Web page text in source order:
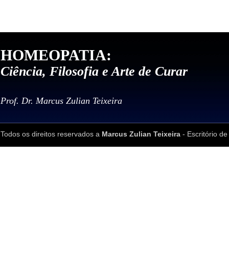
HOMEOPATIA:
Ciência, Filosofia e Arte de Curar
Prof. Dr. Marcus Zulian Teixeira
Todos os direitos reservados a Marcus Zulian Teixeira - Escritório